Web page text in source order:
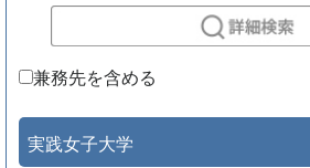
兼務先を含める
実践女子大学